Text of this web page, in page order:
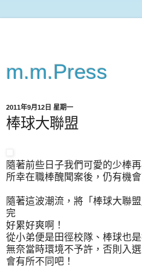
m.m.Press
2011年9月12日 星期一
棒球大聯盟
隨著前些日子我們可愛的少棒
所幸在職棒醜聞案後，仍有機
隨著這波潮流，將「棒球大聯
完
好累好爽啊！
從小弟便是田徑校隊、棒球也
無奈當時環境不予許，否則入
會有所不同吧！